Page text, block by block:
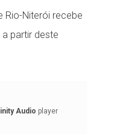
Rio-Niterói recebe
partir deste
Audio player